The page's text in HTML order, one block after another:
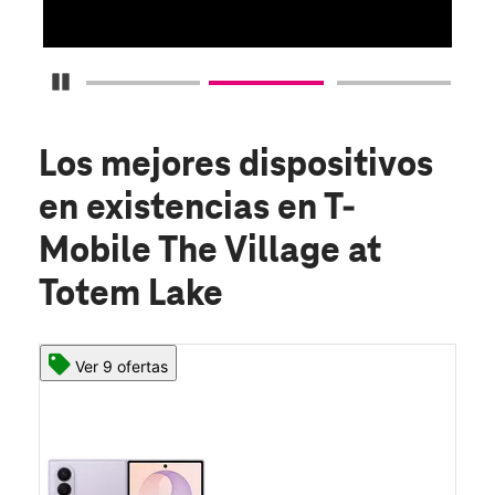
Detener carrusel
Los mejores dispositivos
en existencias en T-
Mobile The Village at
Totem Lake
Ver 9 ofertas